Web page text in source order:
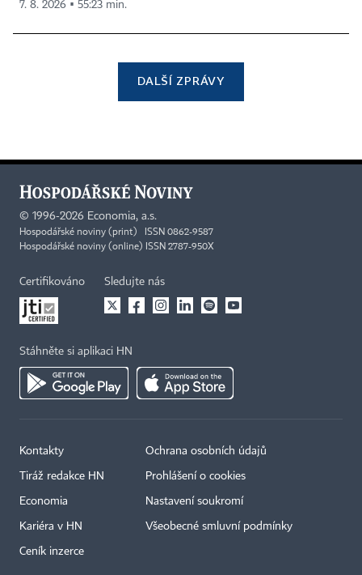
7. 8. 2026 ▪ 55:23 min.
DALŠÍ ZPRÁVY
© 1996-2026 Economia, a.s.
Hospodářské noviny (print) ISSN 0862-9587
Hospodářské noviny (online) ISSN 2787-950X
Certifikováno Sledujte nás
Stáhněte si aplikaci HN
Kontakty
Tiráž redakce HN
Economia
Kariéra v HN
Ceník inzerce
Ochrana osobních údajů
Prohlášení o cookies
Nastavení soukromí
Všeobecné smluvní podmínky